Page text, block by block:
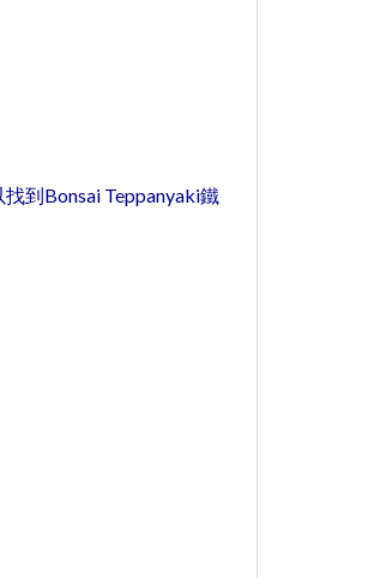
到Bonsai Teppanyaki鐵